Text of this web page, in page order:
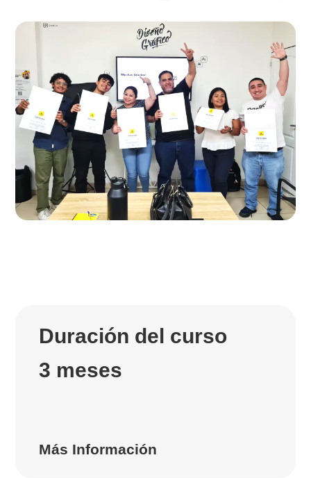
Duración del curso
3 meses
Más Información